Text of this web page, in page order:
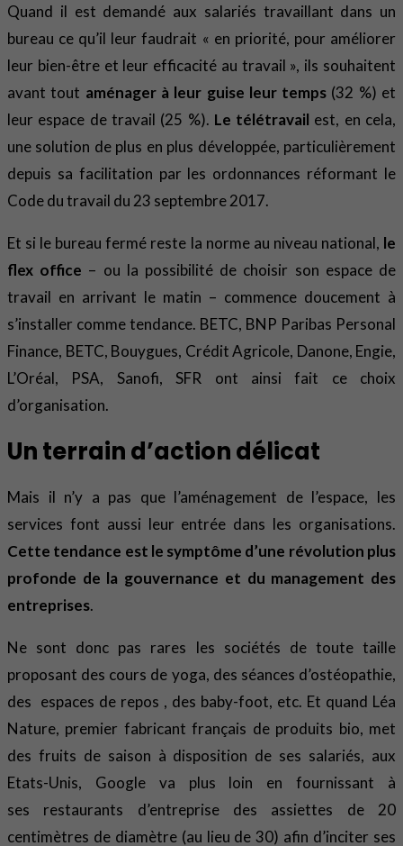
Quand il est demandé aux salariés travaillant dans un
bureau ce qu’il leur faudrait « en priorité, pour améliorer
leur bien-être et leur efficacité au travail », ils souhaitent
avant tout aménager à leur guise leur temps (32 %) et
leur espace de travail (25 %). Le télétravail est, en cela,
une solution de plus en plus développée, particulièrement
depuis sa facilitation par les ordonnances réformant le
Code du travail du 23 septembre 2017.
Et si le bureau fermé reste la norme au niveau national, le
flex office – ou la possibilité de choisir son espace de
travail en arrivant le matin – commence doucement à
s’installer comme tendance. BETC, BNP Paribas Personal
Finance, BETC, Bouygues, Crédit Agricole, Danone, Engie,
L’Oréal, PSA, Sanofi, SFR ont ainsi fait ce choix
d’organisation.
Un terrain d’action délicat
Mais il n’y a pas que l’aménagement de l’espace, les
services font aussi leur entrée dans les organisations.
Cette tendance est le symptôme d’une révolution plus
profonde de la gouvernance et du management des
entreprises.
Ne sont donc pas rares les sociétés de toute taille
proposant des cours de yoga, des séances d’ostéopathie,
des espaces de repos , des baby-foot, etc. Et quand Léa
Nature, premier fabricant français de produits bio, met
des fruits de saison à disposition de ses salariés, aux
Etats-Unis, Google va plus loin en fournissant à
ses restaurants d’entreprise des assiettes de 20
centimètres de diamètre (au lieu de 30) afin d’inciter ses